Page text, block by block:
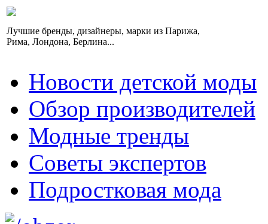
Лучшие бренды, дизайнеры, марки из Парижа,
Рима, Лондона, Берлина...
Новости детской моды
Обзор производителей
Модные тренды
Советы экспертов
Подростковая мода